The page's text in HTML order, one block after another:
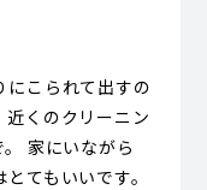
にこられて出すの
くのクリーニン
家にいながら
てもいいです。